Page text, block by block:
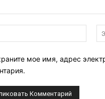
Имя:*
мое имя, адрес